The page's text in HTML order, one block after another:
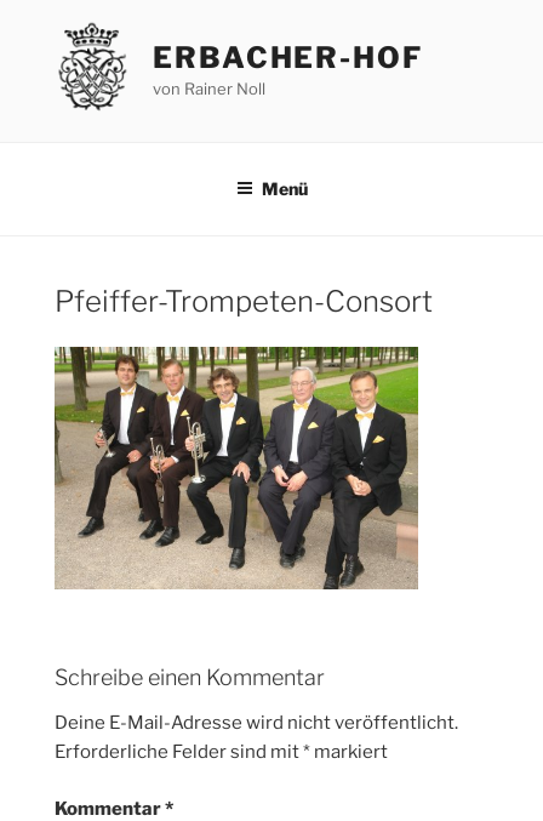
springen
ERBACHER-HOF
von Rainer Noll
Menü
Pfeiffer-Trompeten-Consort
Schreibe einen Kommentar
Deine E-Mail-Adresse wird nicht veröffentlicht.
Erforderliche Felder sind mit* markiert
Kommentar*